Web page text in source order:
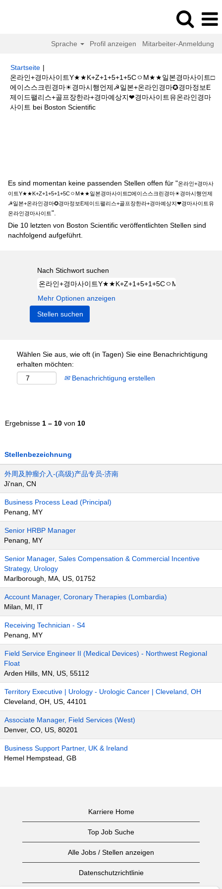
Sprache Profil anzeigen Mitarbeiter-Anmeldung
Startseite |
온라인+경마사이트Y★★K+Z+1+5+1+5CㅇM★★일본경마사이트□
에이스스크린경마☀경마시행언제☭일본+온라인경마✪경마정보E
제이드팰리스+골프장한라+경마예상지❤경마사이트유온라인경마
사이트 bei Boston Scientific(aktuelle
Es sind momentan keine passenden Stellen offen für "온라인+경마사
이트Y★★K+Z+1+5+1+5CㅇM★★일본경마사이트□에이스스크린경마☀경마시행언제
☭일본+온라인경마✪경마정보E제이드팰리스+골프장한라+경마예상지❤경마사이트유
온라인경마사이트".
Die 10 letzten von Boston Scientific veröffentlichten Stellen sind
nachfolgend aufgeführt.
Nach Stichwort suchen
Mehr Optionen anzeigen
Wählen Sie aus, wie oft (in Tagen) Sie eine Benachrichtigung
erhalten möchten:
Benachrichtigung erstellen
Ergebnisse 1 – 10 von 10
Stellenbezeichnung
外周及肿瘤介入-(高级)产品专员-济南
Ji'nan, CN
Business Process Lead (Principal)
Penang, MY
Senior HRBP Manager
Penang, MY
Senior Manager, Sales Compensation & Commercial Incentive
Strategy, Urology
Marlborough, MA, US, 01752
Account Manager, Coronary Therapies (Lombardia)
Milan, MI, IT
Receiving Technician - S4
Penang, MY
Field Service Engineer II (Medical Devices) - Northwest Regional
Float
Arden Hills, MN, US, 55112
Territory Executive | Urology - Urologic Cancer | Cleveland, OH
Cleveland, OH, US, 44101
Associate Manager, Field Services (West)
Denver, CO, US, 80201
Business Support Partner, UK & Ireland
Hemel Hempstead, GB
Karriere Home
Top Job Suche
Alle Jobs / Stellen anzeigen
Datenschutzrichtlinie